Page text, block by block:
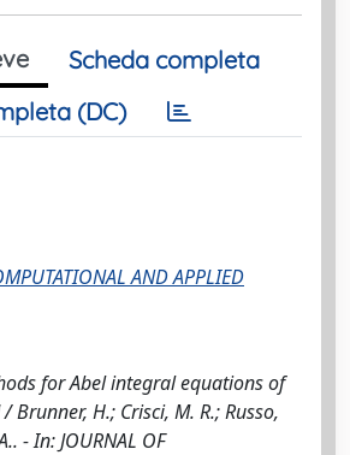
Scheda completa
(DC)
AND APPLIED
for Abel integral equations of
Brunner, H.; Crisci, M. R.; Russo,
- In: JOURNAL OF